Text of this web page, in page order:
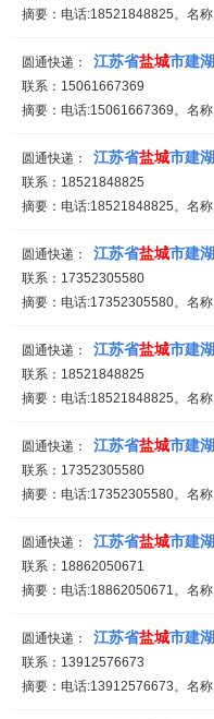
摘要：电话:18521848825。名
圆通快递： 江苏省盐城市建
联系：15061667369
摘要：电话:15061667369。名
圆通快递： 江苏省盐城市建
联系：18521848825
摘要：电话:18521848825。名
圆通快递： 江苏省盐城市建
联系：17352305580
摘要：电话:17352305580。名
圆通快递： 江苏省盐城市建
联系：18521848825
摘要：电话:18521848825。名
圆通快递： 江苏省盐城市建
联系：17352305580
摘要：电话:17352305580。名
圆通快递： 江苏省盐城市建
联系：18862050671
摘要：电话:18862050671。名
圆通快递： 江苏省盐城市建
联系：13912576673
摘要：电话:13912576673。名